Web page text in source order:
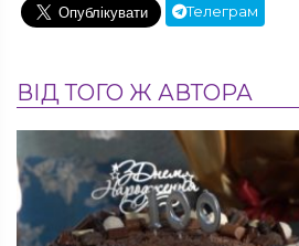
Телеграм
ВІД ТОГО Ж АВТОРА